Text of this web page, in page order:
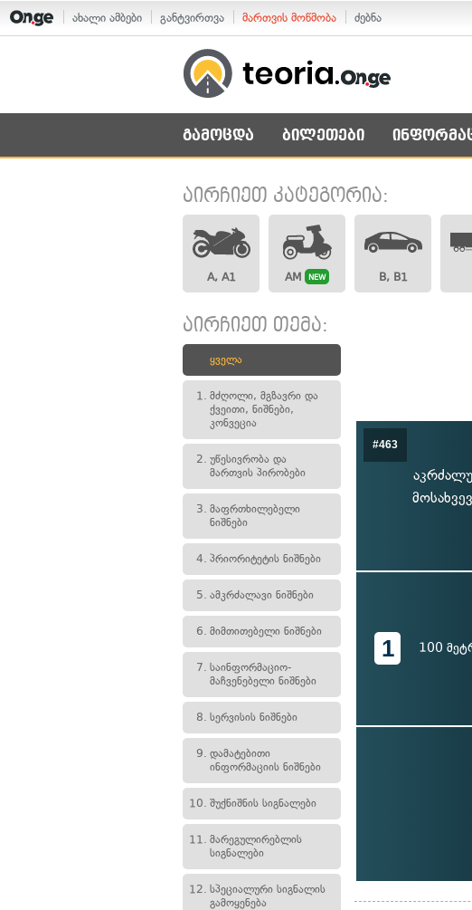
ახალი ამბები განტვირთვა მართვის მოწმობა ძებნა
გამოცდა ბილეთები
აირჩიეთ კატეგორია:
A, A1 AM NEW B, B1
აირჩიეთ თემა:
ყველა
1. მძღოლი, მგზავრი და
ქვეითი, ნიშნები,
კონვეცია
2. უწესივრობა და
მართვის პირობები
3. მაფრთხილებელი
ნიშნები
4. პრიორიტეტის ნიშნები
5. ამკრძალავი ნიშნები
6. მიმთითებელი ნიშნები
7. საინფორმაციო-
მაჩვენებელი ნიშნები
8. სერვისის ნიშნები
9. დამატებითი
ინფორმაციის ნიშნები
10. შუქნიშნის სიგნალები
11. მარეგულირებლის
სიგნალები
12. სპეციალური სიგნალის
გამოყენება
#463
1 100